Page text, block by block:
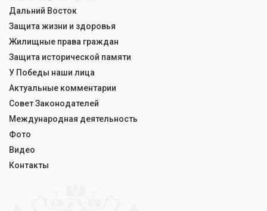
Дальний Восток
Защита жизни и здоровья
Жилищные права граждан
Защита исторической памяти
У Победы наши лица
Актуальные комментарии
Совет Законодателей
Международная деятельность
Фото
Видео
Контакты